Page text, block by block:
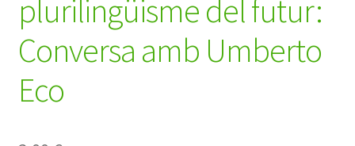
plurilingüisme del futur:
Conversa amb Umberto
Eco